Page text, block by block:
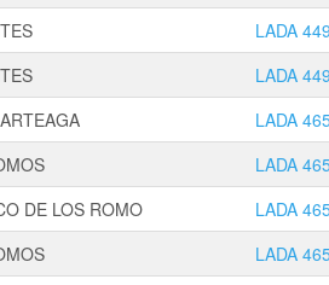
LADA 449
LADA 449
LADA
LADA
DE LOS ROMO
LADA
LADA